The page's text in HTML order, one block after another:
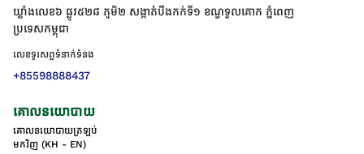
ឃ្លាំងលេខ៦ ផ្លូវ៥២៨ ភូមិ២ សង្កាត់់បឹងកក់ទី១ ខណ្ឌទួលគោក ភ្នំពេញ
ប្រទេសកម្ពុជា
លេខទូរសព្ទទំនាក់ទំនង
+85598888437
គោលនយោបាយ
គោលនយោបាយត្រឡប់
មកវិញ (KH - EN)